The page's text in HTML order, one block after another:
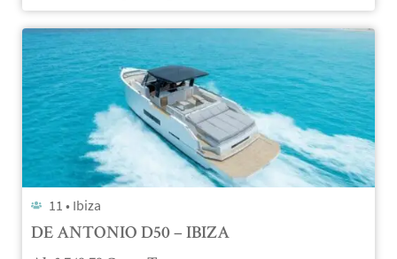
11 • Ibiza
DE ANTONIO D50 – IBIZA